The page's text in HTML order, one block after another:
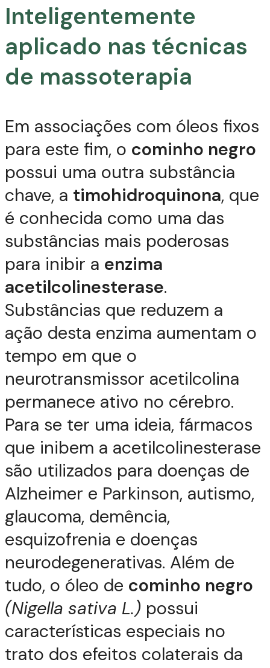
Inteligentemente
aplicado nas técnicas
de massoterapia
Em associações com óleos fixos
para este fim, o cominho negro
possui uma outra substância
chave, a timohidroquinona, que
é conhecida como uma das
substâncias mais poderosas
para inibir a enzima
acetilcolinesterase.
Substâncias que reduzem a
ação desta enzima aumentam o
tempo em que o
neurotransmissor acetilcolina
permanece ativo no cérebro.
Para se ter uma ideia, fármacos
que inibem a acetilcolinesterase
são utilizados para doenças de
Alzheimer e Parkinson, autismo,
glaucoma, demência,
esquizofrenia e doenças
neurodegenerativas. Além de
tudo, o óleo de cominho negro
(Nigella sativa L.) possui
características especiais no
trato dos efeitos colaterais da